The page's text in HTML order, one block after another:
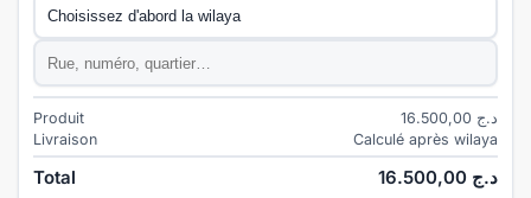
Adresse
Produit د.ج
Livraison
Calculé après wilaya
Total د.ج